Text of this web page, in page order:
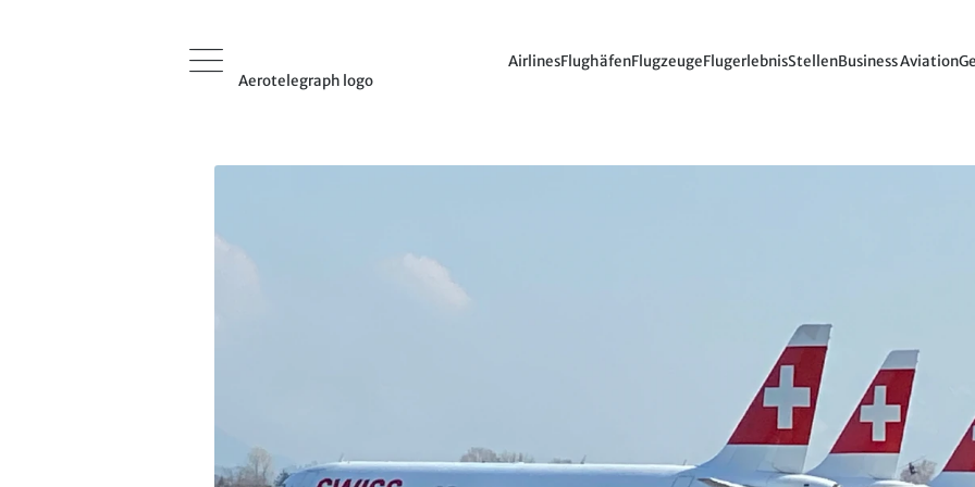
Aerotelegraph logo
AirlinesFlughäfenFlugzeugeFlugerlebnisStellenBusiness Aviation